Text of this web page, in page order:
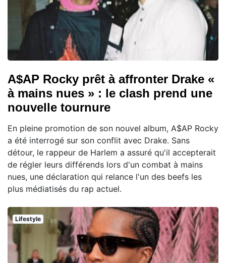
A$AP Rocky prêt à affronter Drake «
à mains nues » : le clash prend une
nouvelle tournure
En pleine promotion de son nouvel album, A$AP Rocky
a été interrogé sur son conflit avec Drake. Sans
détour, le rappeur de Harlem a assuré qu'il accepterait
de régler leurs différends lors d'un combat à mains
nues, une déclaration qui relance l'un des beefs les
plus médiatisés du rap actuel.
Lifestyle